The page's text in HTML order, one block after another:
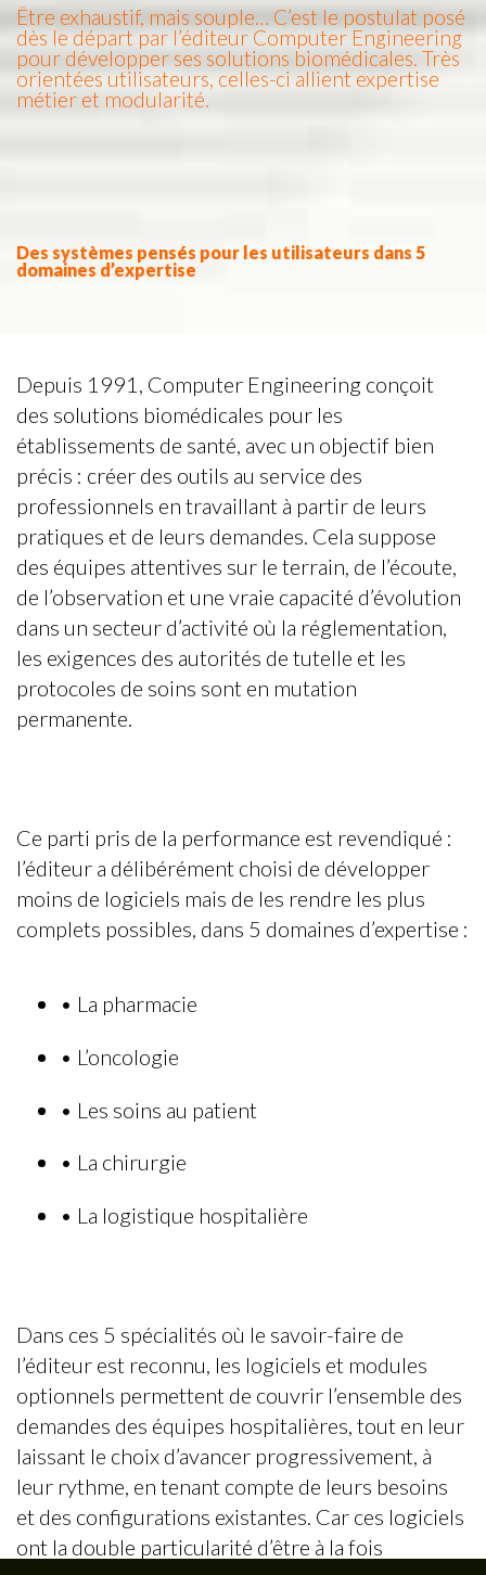
Être exhaustif, mais souple… C’est le postulat posé
dès le départ par l’éditeur Computer Engineering
pour développer ses solutions biomédicales. Très
orientées utilisateurs, celles-ci allient expertise
métier et modularité.
Des systèmes pensés pour les utilisateurs dans 5
domaines d’expertise
Depuis 1991, Computer Engineering conçoit
des solutions biomédicales pour les
établissements de santé, avec un objectif bien
précis : créer des outils au service des
professionnels en travaillant à partir de leurs
pratiques et de leurs demandes. Cela suppose
des équipes attentives sur le terrain, de l’écoute,
de l’observation et une vraie capacité d’évolution
dans un secteur d’activité où la réglementation,
les exigences des autorités de tutelle et les
protocoles de soins sont en mutation
permanente.
Ce parti pris de la performance est revendiqué :
l’éditeur a délibérément choisi de développer
moins de logiciels mais de les rendre les plus
complets possibles, dans 5 domaines d’expertise :
• La pharmacie
• L’oncologie
• Les soins au patient
• La chirurgie
• La logistique hospitalière
Dans ces 5 spécialités où le savoir-faire de
l’éditeur est reconnu, les logiciels et modules
optionnels permettent de couvrir l’ensemble des
demandes des équipes hospitalières, tout en leur
laissant le choix d’avancer progressivement, à
leur rythme, en tenant compte de leurs besoins
et des configurations existantes. Car ces logiciels
ont la double particularité d’être à la fois